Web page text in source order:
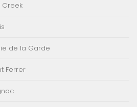
de la Garde
Ferrer